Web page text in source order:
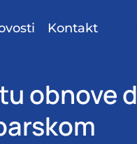
Kontakt
obnove